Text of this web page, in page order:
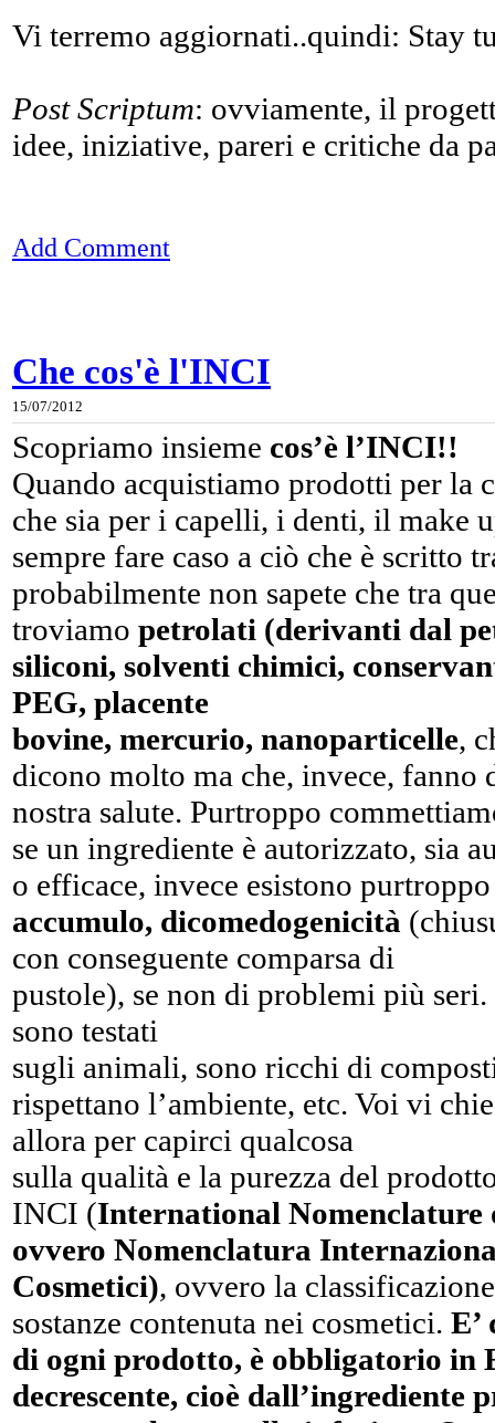
Vi terremo aggiornati..quindi: Stay
Post Scriptum: ovviamente, il
idee, iniziative, pareri e critiche da
Add Comment
Che cos'è l'INCI
15/07/2012
Scopriamo insieme cos’è l’INCI!!
Quando acquistiamo prodotti per la
che sia per i capelli, i denti, il make
sempre fare caso a ciò che è scritto
probabilmente non sapete che tra
troviamo petrolati (derivanti dal
siliconi, solventi chimici,
PEG, placente
bovine, mercurio, nanoparticelle,
dicono molto ma che, invece, fanno
nostra salute. Purtroppo
se un ingrediente è autorizzato, sia
o efficace, invece esistono
accumulo, dicomedogenicità
con conseguente comparsa di
pustole), se non di problemi più
sono testati
sugli animali, sono ricchi di
rispettano l’ambiente, etc. Voi vi
allora per capirci qualcosa
sulla qualità e la purezza del
INCI (International Nomenclature
ovvero Nomenclatura
Cosmetici), ovvero la
sostanze contenuta nei cosmetici.
di ogni prodotto, è obbligatorio in
decrescente, cioè dall’ingrediente